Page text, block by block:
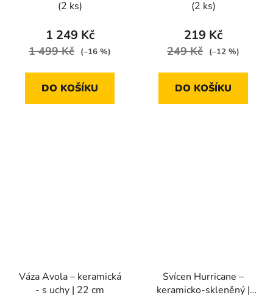
(2 ks)
1 249 Kč
1 499 Kč (–16 %)
DO KOŠÍKU
(2 ks)
219 Kč
249 Kč (–12 %)
DO KOŠÍKU
Váza Avola – keramická
- s uchy | 22 cm
Svícen Hurricane –
keramicko-skleněný |